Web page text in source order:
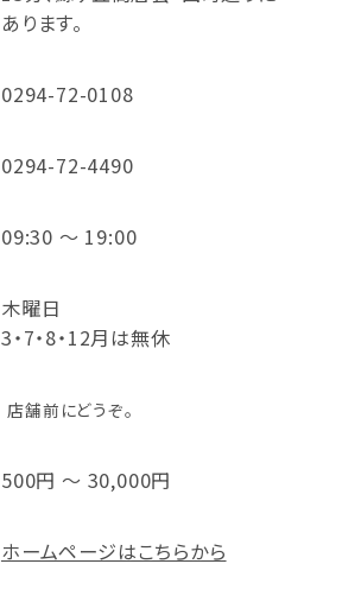
あります。
0294-72-0108
0294-72-4490
09:30 ～ 19:00
木曜日
3・7・8・12月は無休
店舗前にどうぞ。
500円 ～ 30,000円
ホームページはこちらから